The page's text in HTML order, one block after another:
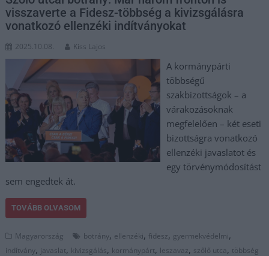
visszaverte a Fidesz-többség a kivizsgálásra
vonatkozó ellenzéki indítványokat
2025.10.08. Kiss Lajos
A kormánypárti
többségű
szakbizottságok – a
várakozásoknak
megfelelően – két eseti
bizottságra vonatkozó
ellenzéki javaslatot és
egy törvénymódosítást
sem engedtek át.
TOVÁBB OLVASOM
Magyarország botrány, ellenzéki, fidesz, gyermekvédelmi,
indítvány, javaslat, kivizsgálás, kormánypárt, leszavaz, szőlő utca, többség